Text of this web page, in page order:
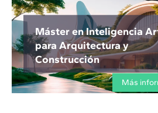
Máster en Inteligencia
para Arquitectura y
Construcción
Más